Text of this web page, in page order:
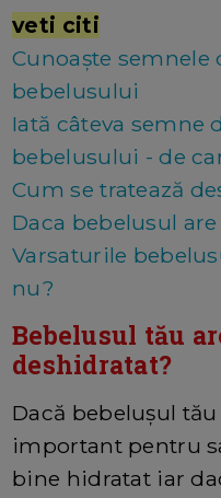
veti citi
Cunoaște semnele
bebelusului
Iată câteva semne
bebelusului - de
Cum se tratează
Daca bebelusul
Varsaturile
nu?
Bebelusul tău
deshidratat?
Dacă bebelușul
important pentru
bine hidratat iar